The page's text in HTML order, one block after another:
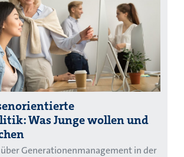
Was Junge wollen und
über Generationenmanagement in der